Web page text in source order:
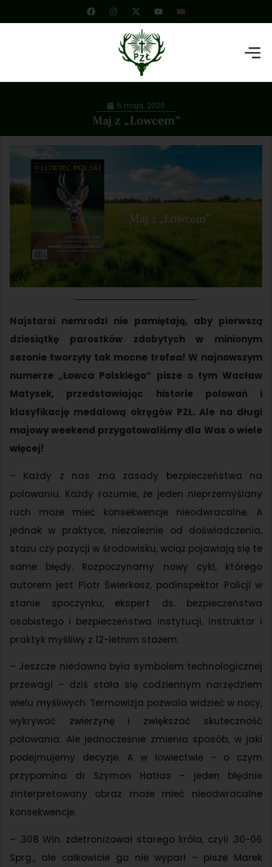
Maj z „Łowcem”
5 maja, 2026
Najstarsi nemrodzi nie pamiętają, aby pierwszą
dziesiątkę parostków zdobytych w minionym
sezonie tworzyły tak mocne trofea! W najnowszym
numerze „Łowca Polskiego” pisze o tym Wacław
Matysek, przedstawiając historie polowań i
klasyfikację medalową okręgów PZŁ. Ale na długi
majowy weekend przygotowaliśmy dla Was o wiele
więcej!
– Każdy z nas zna zasady bezpieczeństwa na
polowaniu. Każdy rozumie, że jeden nieprzemyślany
ruch może mieć konsekwencje nieodwracalne. A
jednak w praktyce, niezależnie od doświadczenia,
stażu czy pozycji w środowisku, wciąż pojawiają się te
same błędy. Rozpoczynamy nowy cykl, którego
autorem jest Piotr Świerkosz, podinspektor Policji w
stanie spoczynku, ekspert ds. bezpieczeństwa
osobistego i bezpieczeństwa instytucji, instruktor i
praktyk myśliwy z 12-letnim stażem.
– Jeszcze niedawno była symbolem technologicznej
przewagi – dziś stała się codziennym narzędziem
wielu myśliwych. Termowizja pozwala widzieć w nocy,
wykrywać zwierzynę i zwiększać skuteczność
polowania. Ale jednocześnie zmienia sposób, w jaki
podejmujemy decyzje. A w łowiectwie – o czym
przypomina dr Szymon Hatłas – jeden błędnie
zinterpretowany obraz może mieć nieodwracalne
konsekwencje.
– .308 Win. zdetronizował starego króla, czyli .30-06
Sprg., ale całkowicie go nie wyparł – pisze Marek